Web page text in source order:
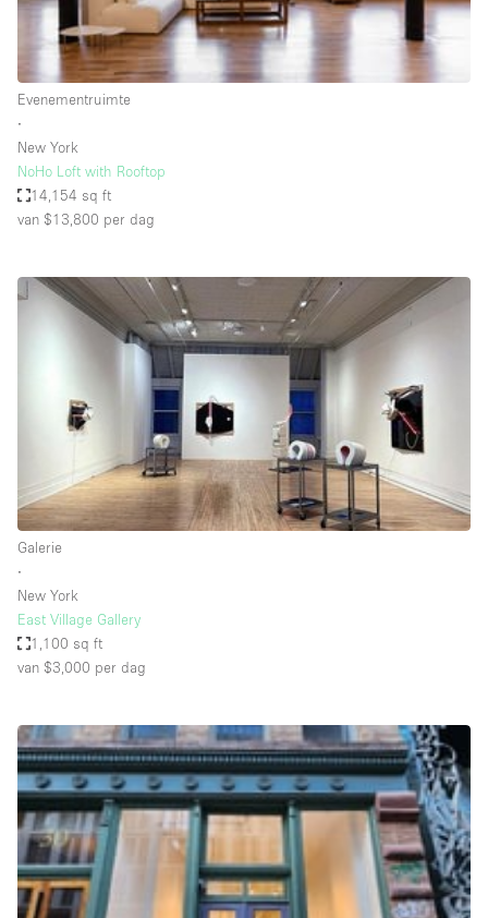
Badkamer
Bar
Begane grond
Beveiligingssysteem
Concierge
Daglicht
Drankvergunning
Elektriciteit
Grote entree
Haussmann-stijl
Industrieel
Internet
Keuken
Kledingrek
Leefruimte
Meerdere kamers
Meubilair
Paskamers
Privé-parkeerplaats
RAW
Evenementruimte
∙
New York
NoHo Loft with Rooftop
14,154 sq ft
van $13,800 per dag
Galerie
∙
New York
East Village Gallery
1,100 sq ft
van $3,000 per dag